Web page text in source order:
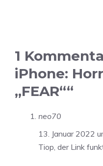
1
iPhone:
„FEAR““
neo70
13. Januar 2022
Tiop, der Link